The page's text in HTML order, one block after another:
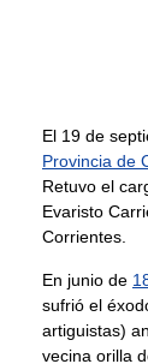
El 19 de
Provincia de
Retuvo el
Evaristo
Corrientes.
En junio de
sufrió el
artiguistas)
vecina orilla